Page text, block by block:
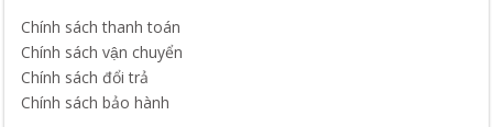
Chính sách thanh toán
Chính sách vận chuyển
Chính sách đổi trả
Chính sách bảo hành